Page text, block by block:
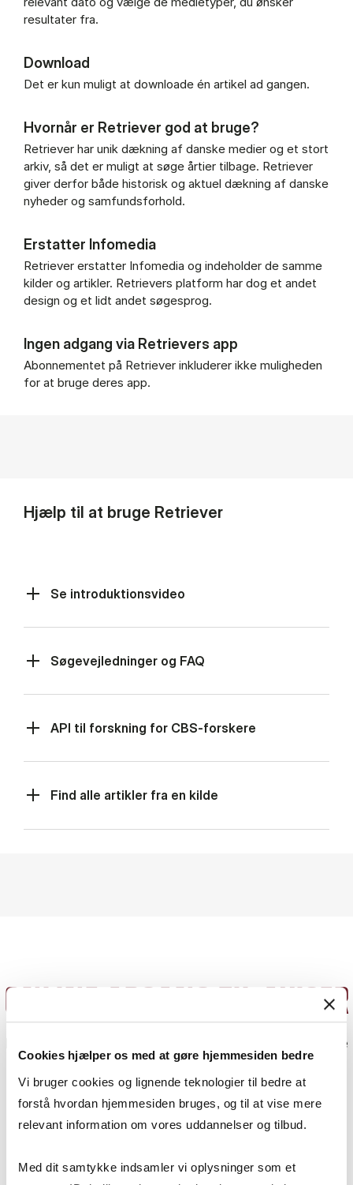
Cookies hjælper os med at gøre hjemmesiden bedre
Vi bruger cookies og lignende teknologier til bedre at
forstå hvordan hjemmesiden bruges, og til at vise mere
relevant information om vores uddannelser og tilbud.
Med dit samtykke indsamler vi oplysninger som et
resultater fra.
Download
Det er kun muligt at downloade én artikel ad gangen.
Hvornår er Retriever god at bruge?
Retriever har unik dækning af danske medier og et stort
arkiv, så det er muligt at søge årtier tilbage. Retriever
giver derfor både historisk og aktuel dækning af danske
nyheder og samfundsforhold.
Erstatter Infomedia
Retriever erstatter Infomedia og indeholder de samme
kilder og artikler. Retrievers platform har dog et andet
design og et lidt andet søgesprog.
Ingen adgang via Retrievers app
Abonnementet på Retriever inkluderer ikke muligheden
for at bruge deres app.
Hjælp til at bruge Retriever
Se introduktionsvideo
Søgevejledninger og FAQ
API til forsk­ning for CBS-for­ske­re
Find alle artikler fra en kilde
ONLINE ADGANG TIL AVISER
Biblioteket abonnerer på flere aviser og de fysiske
ligger fremme i biblioteket.
Derudover kan CBS-studerende og -ansatte læse
aviserne online.